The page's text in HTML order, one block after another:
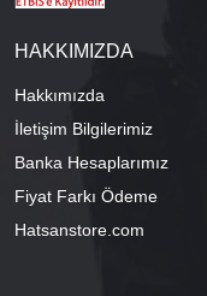
HAKKIMIZDA
Hakkımızda
İletişim Bilgilerimiz
Banka Hesaplarımız
Fiyat Farkı Ödeme
Hatsanstore.com